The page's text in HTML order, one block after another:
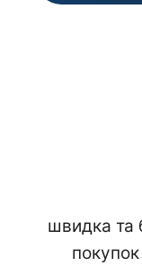
швидка та
покупок